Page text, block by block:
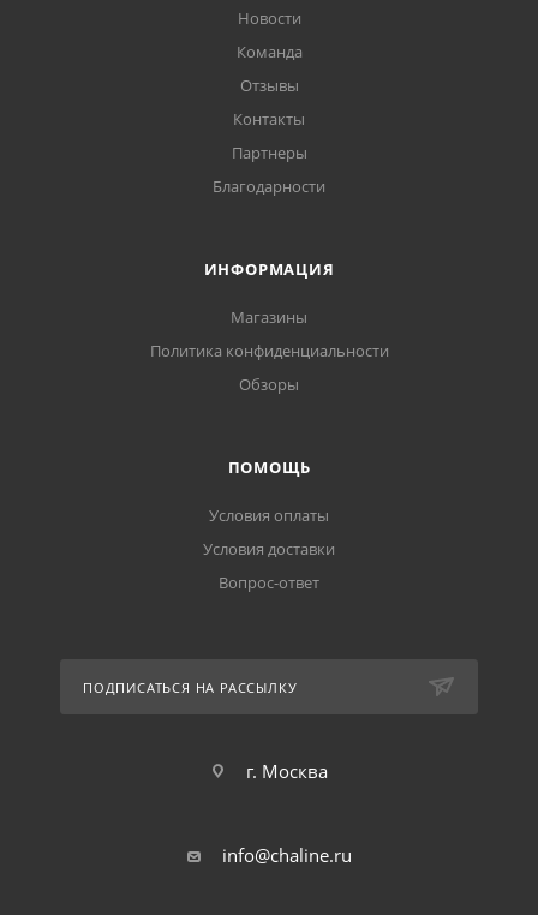
Новости
Команда
Отзывы
Контакты
Партнеры
Благодарности
ИНФОРМАЦИЯ
Магазины
Политика конфиденциальности
Обзоры
ПОМОЩЬ
Условия оплаты
Условия доставки
Вопрос-ответ
ПОДПИСАТЬСЯ НА РАССЫЛКУ
г. Москва
info@chaline.ru